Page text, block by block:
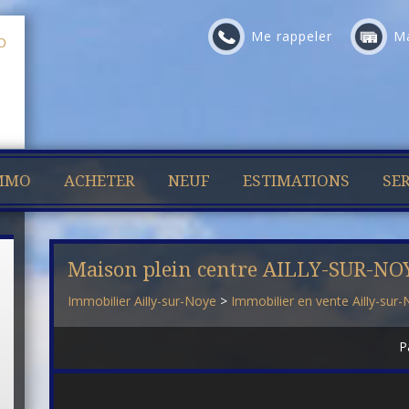
Me rappeler
ACHETER NEUF ESTIMATIONS
Maison plein centre AILLY-SUR-
Immobilier Ailly-sur-Noye > Immobilier en vente Ailly-sur-